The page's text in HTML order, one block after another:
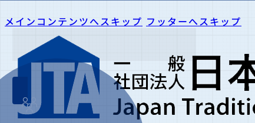
メインコンテンツへスキップ フッターへスキップ